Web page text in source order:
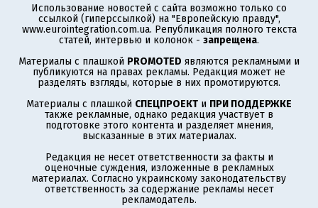
Использование новостей с сайта возможно только со
ссылкой (гиперссылкой) на "Европейскую правду",
www.eurointegration.com.ua. Републикация полного текста
статей, интервью и колонок - запрещена.
Материалы с плашкой PROMOTED являются рекламными и
публикуются на правах рекламы. Редакция может не
разделять взгляды, которые в них промотируются.
Материалы с плашкой СПЕЦПРОЕКТ и ПРИ ПОДДЕРЖКЕ
также рекламные, однако редакция участвует в
подготовке этого контента и разделяет мнения,
высказанные в этих материалах.
Редакция не несет ответственности за факты и
оценочные суждения, изложенные в рекламных
материалах. Согласно украинскому законодательству
ответственность за содержание рекламы несет
рекламодатель.